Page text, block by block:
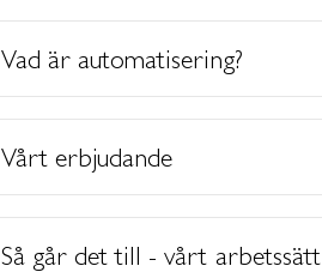
Vad är automatisering?
Vårt erbjudande
Så går det till - vårt arbetssätt